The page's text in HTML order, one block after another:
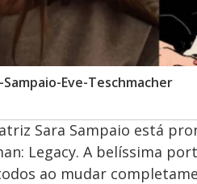
Eve-Teschmacher
Sara Sampaio está
Legacy. A belíssima
ao mudar